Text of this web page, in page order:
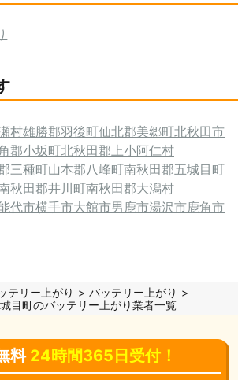
村雄勝郡羽後町仙北郡美郷町北秋田市
郡小坂町北秋田郡上小阿仁村
三種町山本郡八峰町南秋田郡五城目町
秋田郡井川町南秋田郡大潟村
代市横手市大館市男鹿市湯沢市鹿角市
テリー上がり
バッテリー上がり
目町のバッテリー上がり業者一覧
料 24時間365日受付！